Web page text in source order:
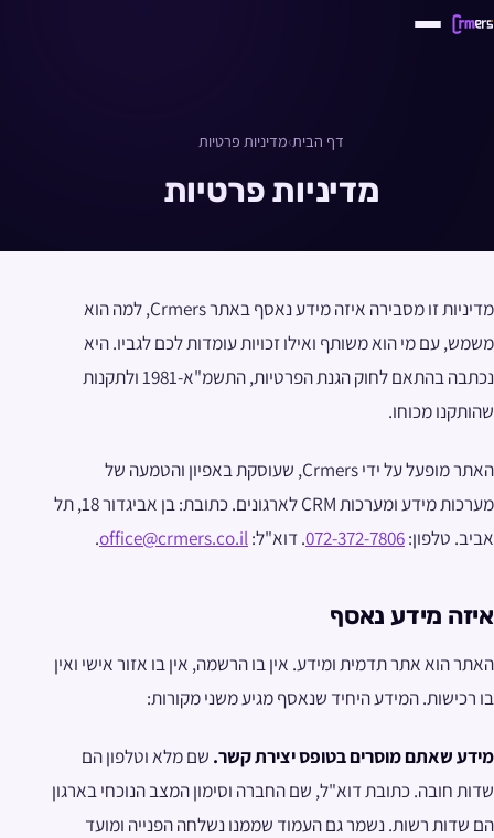
דף הבית›מדיניות פרטיות
מדיניות פרטיות
מדיניות זו מסבירה איזה מידע נאסף באתר Crmers, למה הוא
משמש, עם מי הוא משותף ואילו זכויות עומדות לכם לגביו. היא
נכתבה בהתאם לחוק הגנת הפרטיות, התשמ"א-1981 ולתקנות
שהותקנו מכוחו.
האתר מופעל על ידי Crmers, שעוסקת באפיון והטמעה של
מערכות מידע ומערכות CRM לארגונים. כתובת: בן אביגדור 18, תל
אביב. טלפון:072-372-7806. דוא"ל: office@crmers.co.il
.
איזה מידע נאסף
האתר הוא אתר תדמית ומידע. אין בו הרשמה, אין בו אזור אישי ואין
בו רכישות. המידע היחיד שנאסף מגיע משני מקורות:
מידע שאתם מוסרים בטופס יצירת קשר. שם מלא וטלפון הם
שדות חובה. כתובת דוא"ל, שם החברה וסימון המצב הנוכחי בארגון
הם שדות רשות. נשמר גם העמוד שממנו נשלחה הפנייה ומועד